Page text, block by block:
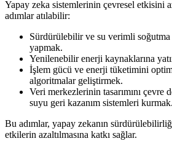
Yapay zeka sistemlerinin çevresel etkisini
adımlar atılabilir:
Sürdürülebilir ve su verimli
yapmak.
Yenilenebilir enerji kaynaklarına
İşlem gücü ve enerji tüketimini
algoritmalar geliştirmek.
Veri merkezlerinin tasarımını çevre
suyu geri kazanım sistemleri kurmak.
Bu adımlar, yapay zekanın
etkilerin azaltılmasına katkı sağlar.